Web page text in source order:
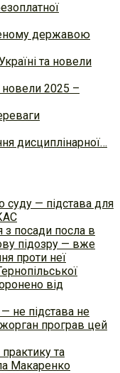
державою
та новели
новели 2025 –
дисциплінарної…
суду — підстава для
з посади посла в
підозру — вже
проти неї
від
не підстава не
програв цей
та
Макаренко